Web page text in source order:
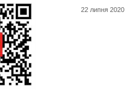
22 липня 2020